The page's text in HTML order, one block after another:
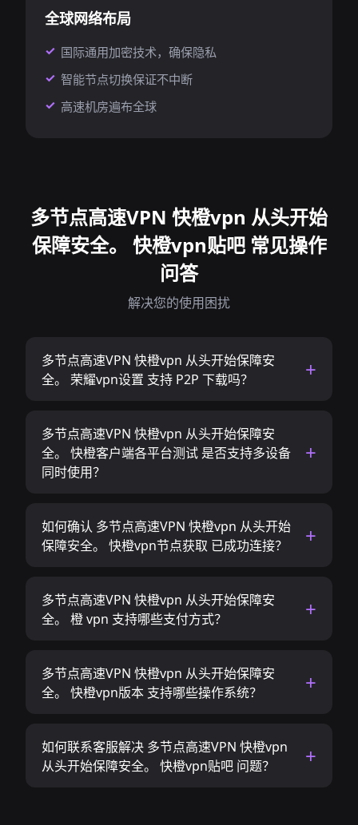
全球网络布局
国际通用加密技术，确保隐私
智能节点切换保证不中断
高速机房遍布全球
多节点高速VPN 快橙vpn 从头开始
保障安全。 快橙vpn贴吧 常见操作
问答
解决您的使用困扰
多节点高速VPN 快橙vpn 从头开始保障安
全。 荣耀vpn设置 支持 P2P 下载吗？
多节点高速VPN 快橙vpn 从头开始保障安
全。 快橙客户端各平台测试 是否支持多设备
同时使用？
如何确认 多节点高速VPN 快橙vpn 从头开始
保障安全。 快橙vpn节点获取 已成功连接？
多节点高速VPN 快橙vpn 从头开始保障安
全。 橙 vpn 支持哪些支付方式？
多节点高速VPN 快橙vpn 从头开始保障安
全。 快橙vpn版本 支持哪些操作系统？
如何联系客服解决 多节点高速VPN 快橙vpn
从头开始保障安全。 快橙vpn贴吧 问题？